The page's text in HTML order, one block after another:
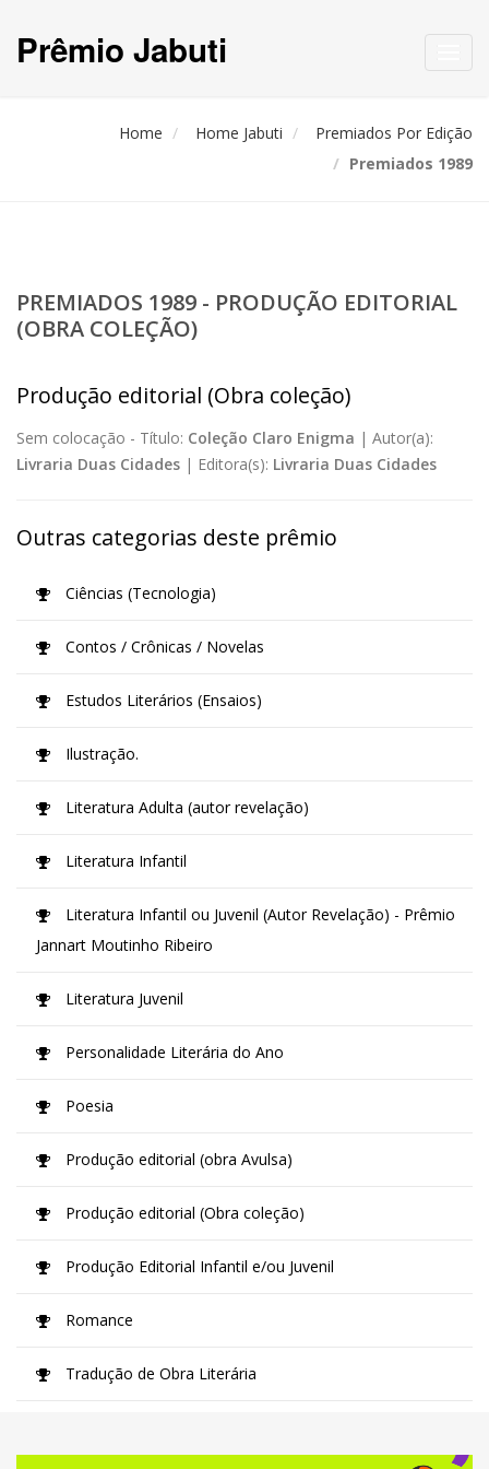
Prêmio Jabuti
Home Home Jabuti
Premiados Por Edição
Premiados 1989
PREMIADOS 1989 - PRODUÇÃO EDITORIAL
(OBRA COLEÇÃO)
Produção editorial (Obra coleção)
Sem colocação - Título: Coleção Claro Enigma | Autor(a):
Livraria Duas Cidades | Editora(s): Livraria Duas Cidades
Outras categorias deste prêmio
Ciências (Tecnologia)
Contos / Crônicas / Novelas
Estudos Literários (Ensaios)
Ilustração.
Literatura Adulta (autor revelação)
Literatura Infantil
Literatura Infantil ou Juvenil (Autor Revelação) - Prêmio
Jannart Moutinho Ribeiro
Literatura Juvenil
Personalidade Literária do Ano
Poesia
Produção editorial (obra Avulsa)
Produção editorial (Obra coleção)
Produção Editorial Infantil e/ou Juvenil
Romance
Tradução de Obra Literária